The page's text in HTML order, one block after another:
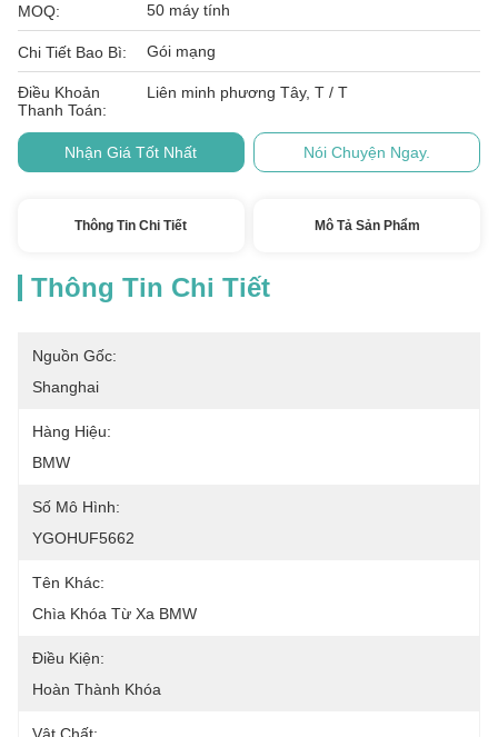
MOQ: 50 máy tính
Chi Tiết Bao Bì: Gói mạng
Điều Khoản
Thanh Toán:
Liên minh phương Tây, T / T
Nhận Giá Tốt Nhất Nói Chuyện Ngay.
Thông Tin Chi Tiết Mô Tả Sản Phẩm
Thông Tin Chi Tiết
Nguồn Gốc:
Shanghai
Hàng Hiệu:
BMW
Số Mô Hình:
YGOHUF5662
Tên Khác:
Chìa Khóa Từ Xa BMW
Điều Kiện:
Hoàn Thành Khóa